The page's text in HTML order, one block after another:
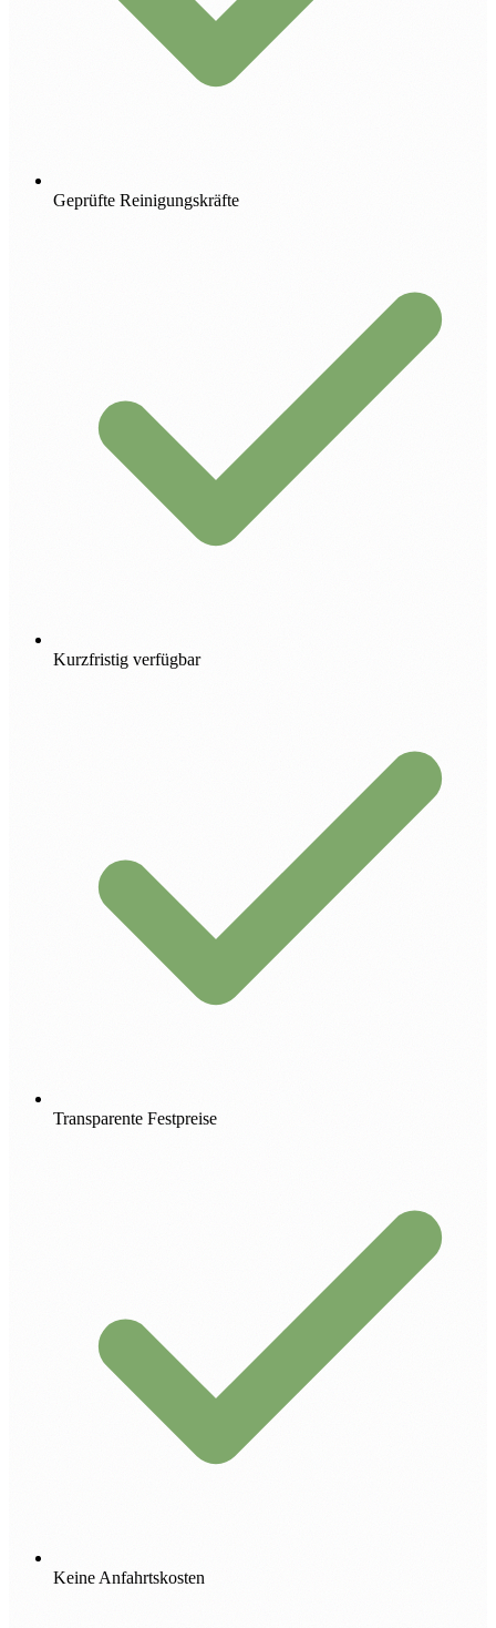
Geprüfte Reinigungskräfte
Kurzfristig verfügbar
Transparente Festpreise
Keine Anfahrtskosten